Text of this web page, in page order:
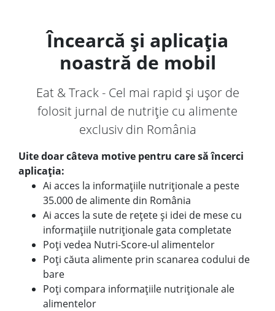
Încearcă și aplicația
noastră de mobil
Eat & Track - Cel mai rapid și ușor de
folosit jurnal de nutriție cu alimente
exclusiv din România
Uite doar câteva motive pentru care să încerci
aplicația:
Ai acces la informațiile nutriționale a peste
35.000 de alimente din România
Ai acces la sute de rețete și idei de mese cu
informațiile nutriționale gata completate
Poți vedea Nutri-Score-ul alimentelor
Poți căuta alimente prin scanarea codului de
bare
Poți compara informațiile nutriționale ale
alimentelor